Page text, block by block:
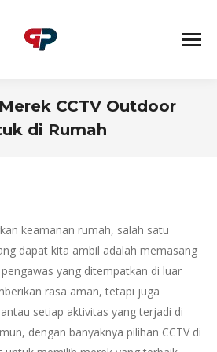
CCTV Outdoor
di Rumah
keamanan rumah, salah satu
dapat kita ambil adalah memasang
yang ditempatkan di luar
rasa aman, tetapi juga
setiap aktivitas yang terjadi di
dengan banyaknya pilihan CCTV di